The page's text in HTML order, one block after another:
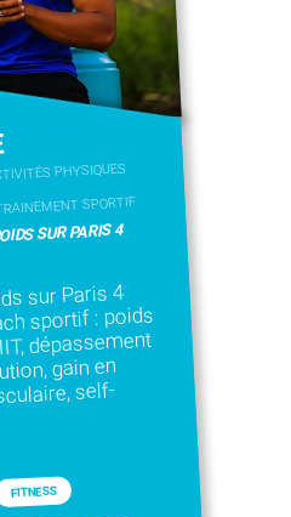
PHYSIQUES
SPORTIF
SUR PARIS 4
sur Paris 4
sportif : poids
dépassement
gain en
self-
FITNESS